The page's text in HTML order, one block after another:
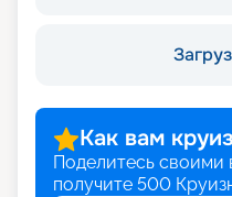
Как вам
Поделитесь своими
получите 500